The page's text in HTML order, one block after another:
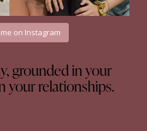
on Instagram
grounded in your
your relationships.